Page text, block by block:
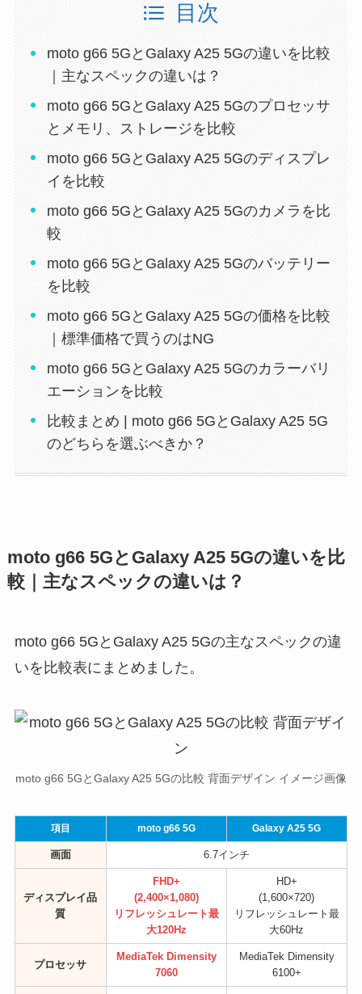
目次
moto g66 5GとGalaxy A25 5Gの違いを比較
｜主なスペックの違いは？
moto g66 5GとGalaxy A25 5Gのプロセッサ
とメモリ、ストレージを比較
moto g66 5GとGalaxy A25 5Gのディスプレ
イを比較
moto g66 5GとGalaxy A25 5Gのカメラを比
較
moto g66 5GとGalaxy A25 5Gのバッテリー
を比較
moto g66 5GとGalaxy A25 5Gの価格を比較
｜標準価格で買うのはNG
moto g66 5GとGalaxy A25 5Gのカラーバリ
エーションを比較
比較まとめ | moto g66 5GとGalaxy A25 5G
のどちらを選ぶべきか？
moto g66 5GとGalaxy A25 5Gの違いを比
較｜主なスペックの違いは？
moto g66 5GとGalaxy A25 5Gの主なスペックの違
いを比較表にまとめました。
moto g66 5GとGalaxy A25 5Gの比較 背面デザイン イメージ画像
項目 moto g66 5G Galaxy A25 5G
画面 6.7インチ
ディスプレイ品
質
FHD+
(2,400×1,080)
リフレッシュレート最
大120Hz
HD+
(1,600×720)
リフレッシュレート最
大60Hz
プロセッサ
MediaTek Dimensity
7060
MediaTek Dimensity
6100+